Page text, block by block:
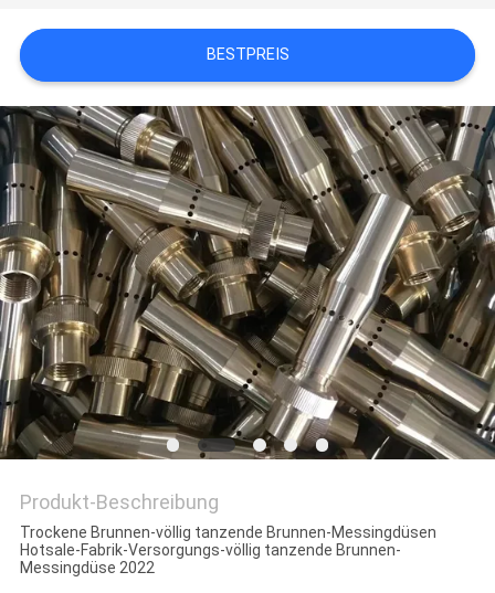
ZITAT
NEWS
SITEMAP
PRIVACY
POLICY
BESTPREIS
Produkt-Beschreibung
Trockene Brunnen-völlig tanzende Brunnen-Messingdüsen
Hotsale-Fabrik-Versorgungs-völlig tanzende Brunnen-
Messingdüse 2022